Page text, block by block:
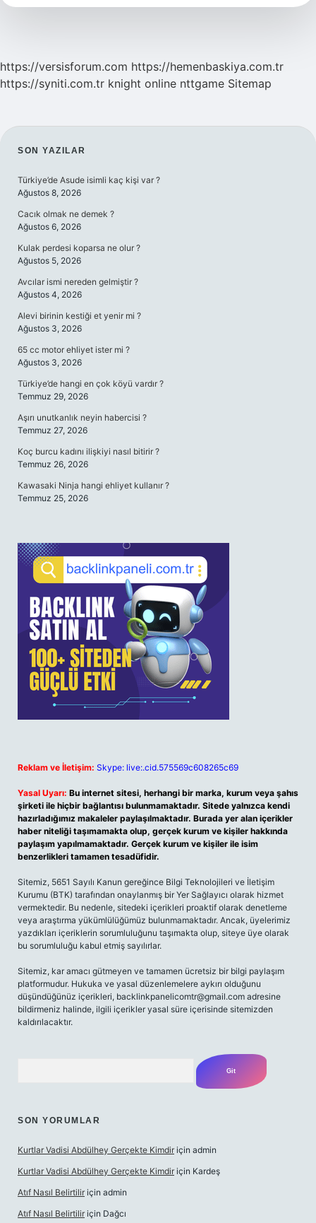
Anlama
https://versisforum.com https://hemenbaskiya.com.tr
https://syniti.com.tr knight online nttgame Sitemap
SIDEBAR
SON YAZILAR
Türkiye’de Asude isimli kaç kişi var ?
Ağustos 8, 2026
Cacık olmak ne demek ?
Ağustos 6, 2026
Kulak perdesi koparsa ne olur ?
Ağustos 5, 2026
Avcılar ismi nereden gelmiştir ?
Ağustos 4, 2026
Alevi birinin kestiği et yenir mi ?
Ağustos 3, 2026
65 cc motor ehliyet ister mi ?
Ağustos 3, 2026
Türkiye’de hangi en çok köyü vardır ?
Temmuz 29, 2026
Aşırı unutkanlık neyin habercisi ?
Temmuz 27, 2026
Koç burcu kadını ilişkiyi nasıl bitirir ?
Temmuz 26, 2026
Kawasaki Ninja hangi ehliyet kullanır ?
Temmuz 25, 2026
Reklam ve İletişim: Skype: live:.cid.575569c608265c69
Yasal Uyarı: Bu internet sitesi, herhangi bir marka, kurum veya şahıs
şirketi ile hiçbir bağlantısı bulunmamaktadır. Sitede yalnızca kendi
hazırladığımız makaleler paylaşılmaktadır. Burada yer alan içerikler
haber niteliği taşımamakta olup, gerçek kurum ve kişiler hakkında
paylaşım yapılmamaktadır. Gerçek kurum ve kişiler ile isim
benzerlikleri tamamen tesadüfidir.
Sitemiz, 5651 Sayılı Kanun gereğince Bilgi Teknolojileri ve İletişim
Kurumu (BTK) tarafından onaylanmış bir Yer Sağlayıcı olarak hizmet
vermektedir. Bu nedenle, sitedeki içerikleri proaktif olarak denetleme
veya araştırma yükümlülüğümüz bulunmamaktadır. Ancak, üyelerimiz
yazdıkları içeriklerin sorumluluğunu taşımakta olup, siteye üye olarak
bu sorumluluğu kabul etmiş sayılırlar.
Sitemiz, kar amacı gütmeyen ve tamamen ücretsiz bir bilgi paylaşım
platformudur. Hukuka ve yasal düzenlemelere aykırı olduğunu
düşündüğünüz içerikleri, backlinkpanelicomtr@gmail.com adresine
bildirmeniz halinde, ilgili içerikler yasal süre içerisinde sitemizden
kaldırılacaktır.
SON YORUMLAR
Kurtlar Vadisi Abdülhey Gerçekte Kimdir için admin
Kurtlar Vadisi Abdülhey Gerçekte Kimdir için Kardeş
Atıf Nasıl Belirtilir için admin
Atıf Nasıl Belirtilir için Dağcı